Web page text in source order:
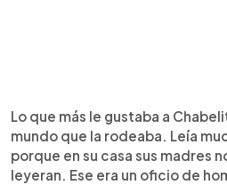
Lo que más le gustaba a
mundo que la rodeaba. Leía
porque en su casa sus madres
leyeran. Ese era un oficio de